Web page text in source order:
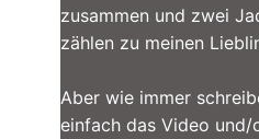
zusammen und zwei
zählen zu meinen
Aber wie immer
einfach das Video